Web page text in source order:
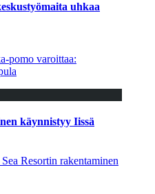
uhkaa
pomo varoittaa:
käynnistyy Iissä
Resortin rakentaminen